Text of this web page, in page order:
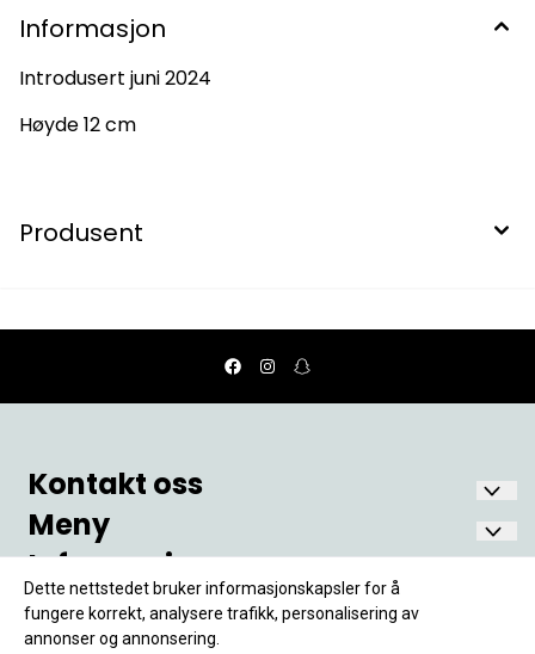
Informasjon
Introdusert juni 2024
Høyde 12 cm
Produsent
Kontakt oss
Nostalgia Fønix AS
Oscars gate 6
1771 Halden
Org. nr. 998 243 211MVA
fonix@nostalgia.no
Meny
Hjem
Min Konto
Om Oss
Kontakt Oss
Informasjon
Frakt og Levering
Dette nettstedet bruker informasjonskapsler for å
fungere korrekt, analysere trafikk, personalisering av
annonser og annonsering.